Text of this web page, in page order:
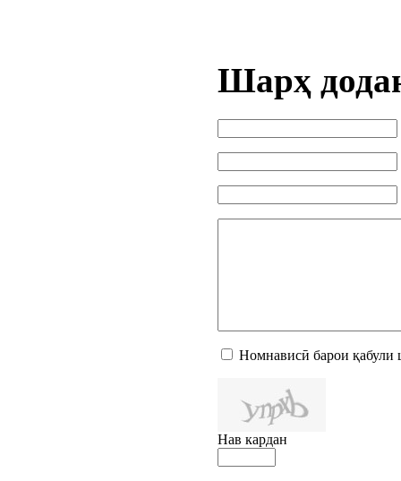
Шарҳ
Номнависӣ барои қабули
Нав кардан